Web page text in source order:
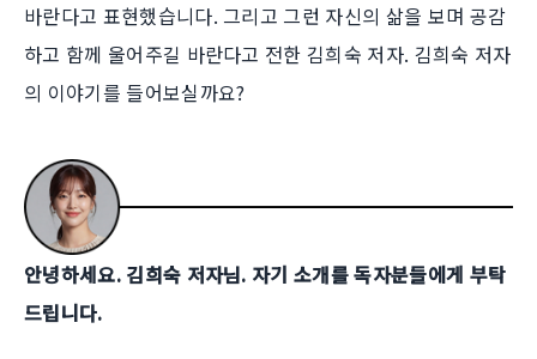
바란다고 표현했습니다. 그리고 그런 자신의 삶을 보며 공감
하고 함께 울어주길 바란다고 전한 김희숙 저자. 김희숙 저자
의 이야기를 들어보실까요?
안녕하세요. 김희숙 저자님. 자기 소개를 독자분들에게 부탁
드립니다.